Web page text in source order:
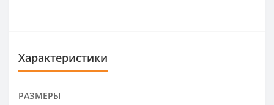
Характеристики
РАЗМЕРЫ